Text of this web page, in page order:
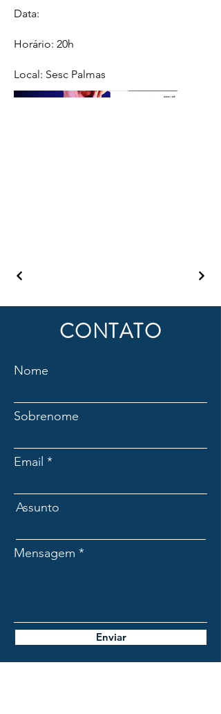
Data:
Horário: 20h
Local: Sesc Palmas
CONTATO
Nome
Sobrenome
Email
Assunto
Mensagem
Enviar